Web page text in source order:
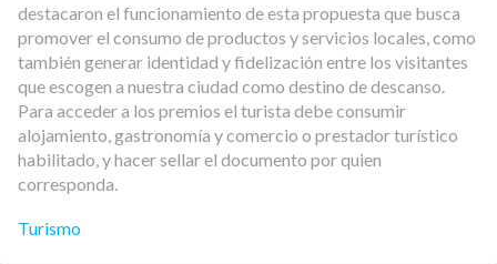
destacaron el funcionamiento de esta propuesta que busca
promover el consumo de productos y servicios locales, como
también generar identidad y fidelización entre los visitantes
que escogen a nuestra ciudad como destino de descanso.
Para acceder a los premios el turista debe consumir
alojamiento, gastronomía y comercio o prestador turístico
habilitado, y hacer sellar el documento por quien
corresponda.
Turismo